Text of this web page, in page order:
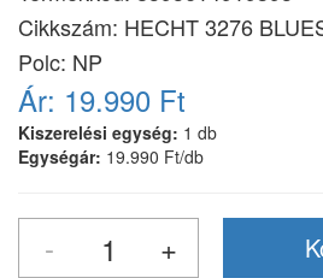
Cikkszám: HECHT 3276
Polc: NP
Ár: 19.990 Ft
Kiszerelési egység: 1 db
Egységár: 19.990 Ft/db